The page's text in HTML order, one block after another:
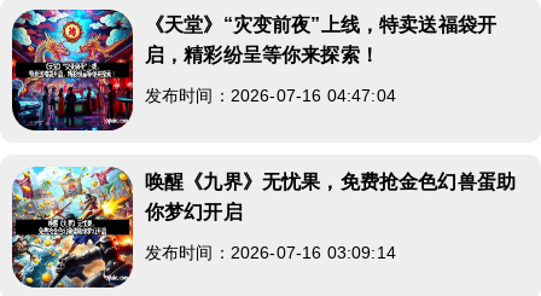
《天堂》“灾变前夜”上线，特卖送福袋开
启，精彩纷呈等你来探索！
发布时间：2026-07-16 04:47:04
唤醒《九界》无忧果，免费抢金色幻兽蛋助
你梦幻开启
发布时间：2026-07-16 03:09:14